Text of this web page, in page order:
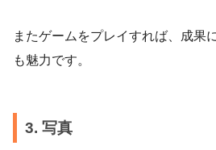
またゲームをプレイすれば、成果
も魅力です。
3. 写真